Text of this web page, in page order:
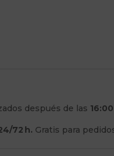
después de las
72 h. Gratis para